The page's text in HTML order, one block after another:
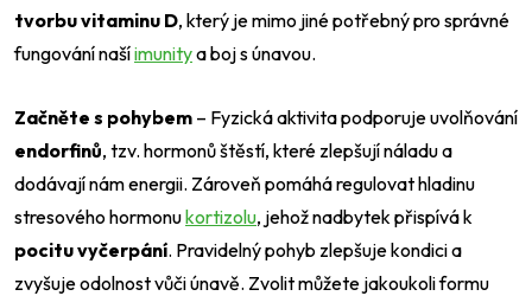
tvorbu vitaminu D, který je mimo jiné potřebný pro správné
fungování našíimunitya boj s únavou.
Začněte s pohybem – Fyzická aktivita podporuje uvolňování
endorfinů, tzv. hormonů štěstí, které zlepšují náladu a
dodávají nám energii. Zároveň pomáhá regulovat hladinu
stresového hormonukortizolu, jehož nadbytek přispívá k
pocitu vyčerpání. Pravidelný pohyb zlepšuje kondici a
zvyšuje odolnost vůči únavě. Zvolit můžete jakoukoli formu